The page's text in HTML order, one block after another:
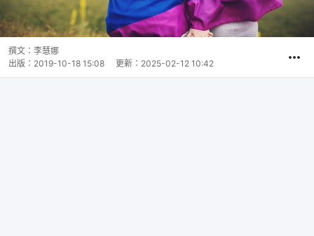
撰文： 李慧娜
出版： 2019-10-18 15:08 更新： 2025-02-12 10:42